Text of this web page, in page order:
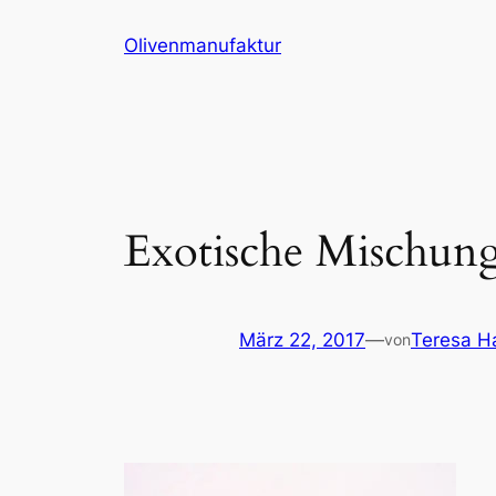
Olivenmanufaktur
Exotische
März 22, 2017—vonTeresa